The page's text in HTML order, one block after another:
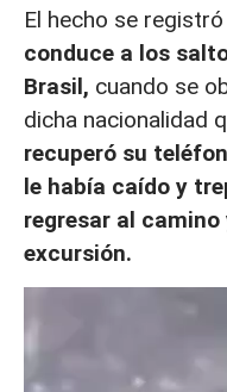
El hecho se
conduce a los
Brasil, cuando se
dicha nacionalidad
recuperó su
le había caído y
regresar al
excursión.